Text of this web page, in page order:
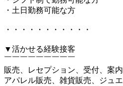
・土日勤務可能な方
・・・・・・・・・・・
▼活かせる経験接客
￣￣￣￣￣￣￣￣￣
販売、レセプション、受付、案内
アパレル販売、雑貨販売、ジュエ